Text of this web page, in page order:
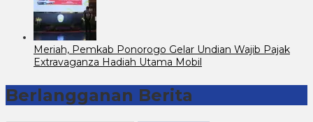
Meriah, Pemkab Ponorogo Gelar Undian Wajib Pajak
Extravaganza Hadiah Utama Mobil
Berlangganan Berita